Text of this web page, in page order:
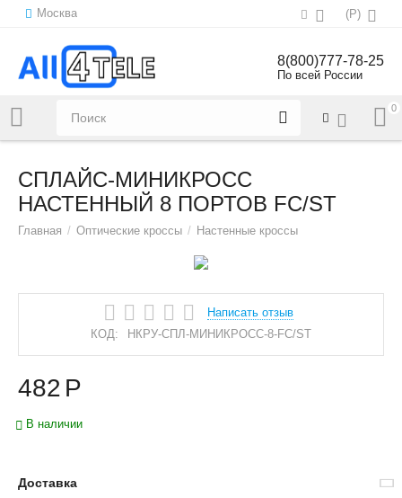
Москва (Р)
Напишите нам:sales@all4tele.com
8(800)777-78-25
По всей России
0
CПЛАЙС-МИНИКРОСС
НАСТЕННЫЙ 8 ПОРТОВ FC/ST
Главная / Оптические кроссы / Настенные кроссы
Написать отзыв
КОД:
НКРУ-СПЛ-МИНИКРОСС-8-FC/ST
482 Р
В наличии
Доставка